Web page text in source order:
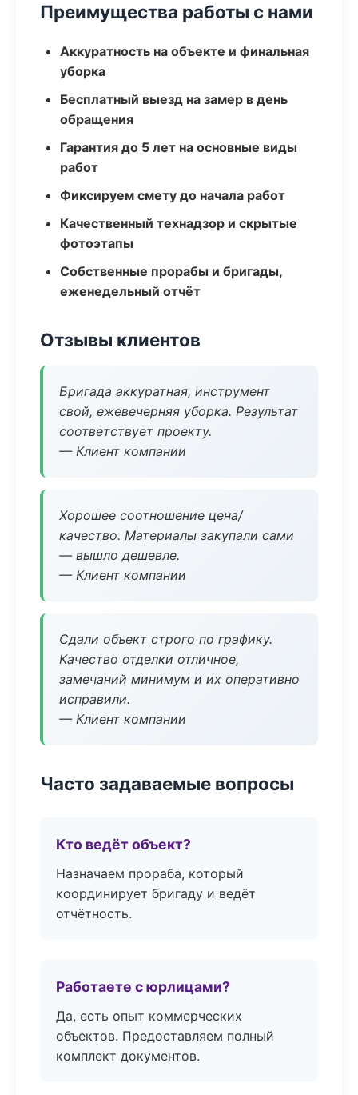
Преимущества работы с нами
Аккуратность на объекте и финальная
уборка
Бесплатный выезд на замер в день
обращения
Гарантия до 5 лет на основные виды
работ
Фиксируем смету до начала работ
Качественный технадзор и скрытые
фотоэтапы
Собственные прорабы и бригады,
еженедельный отчёт
Отзывы клиентов
Бригада аккуратная, инструмент
свой, ежевечерняя уборка. Результат
соответствует проекту.
— Клиент компании
Хорошее соотношение цена/
качество. Материалы закупали сами
— вышло дешевле.
— Клиент компании
Сдали объект строго по графику.
Качество отделки отличное,
замечаний минимум и их оперативно
исправили.
— Клиент компании
Часто задаваемые вопросы
Кто ведёт объект?
Назначаем прораба, который
координирует бригаду и ведёт
отчётность.
Работаете с юрлицами?
Да, есть опыт коммерческих
объектов. Предоставляем полный
комплект документов.